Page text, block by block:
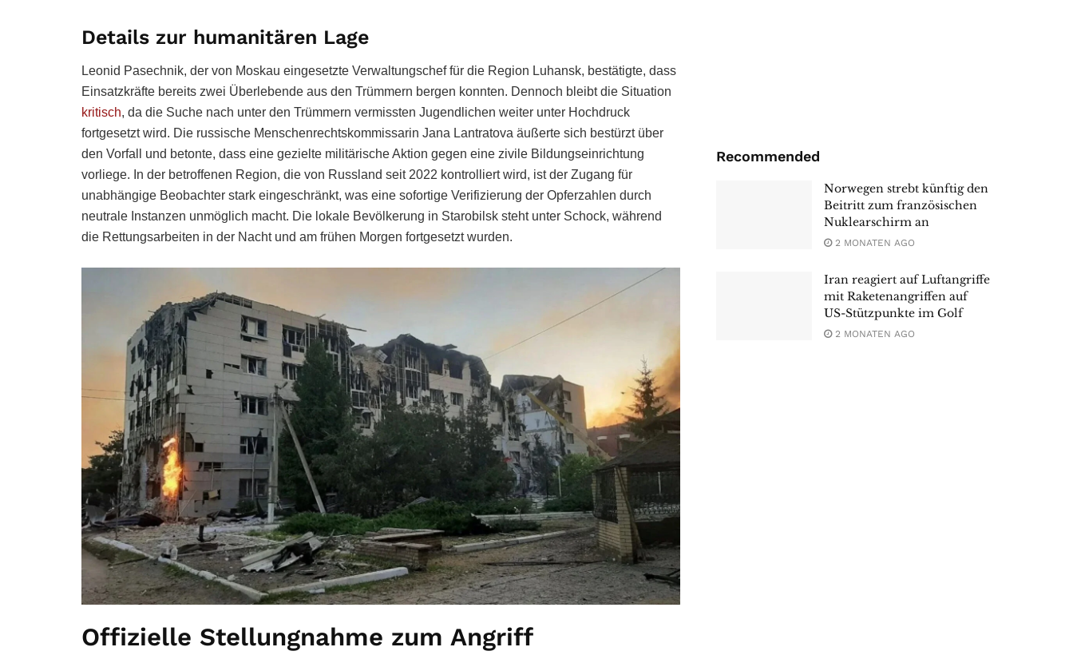
Details zur humanitären Lage
Leonid Pasechnik, der von Moskau eingesetzte Verwaltungschef für die Region Luhansk, bestätigte, dass
Einsatzkräfte bereits zwei Überlebende aus den Trümmern bergen konnten. Dennoch bleibt die Situation
kritisch, da die Suche nach unter den Trümmern vermissten Jugendlichen weiter unter Hochdruck
fortgesetzt wird. Die russische Menschenrechtskommissarin Jana Lantratova äußerte sich bestürzt über
den Vorfall und betonte, dass eine gezielte militärische Aktion gegen eine zivile Bildungseinrichtung
vorliege. In der betroffenen Region, die von Russland seit 2022 kontrolliert wird, ist der Zugang für
unabhängige Beobachter stark eingeschränkt, was eine sofortige Verifizierung der Opferzahlen durch
neutrale Instanzen unmöglich macht. Die lokale Bevölkerung in Starobilsk steht unter Schock, während
die Rettungsarbeiten in der Nacht und am frühen Morgen fortgesetzt wurden.
Offizielle Stellungnahme zum Angriff
Recommended
Norwegen strebt künftig den
Beitritt zum französischen
Nuklearschirm an
2 MONATEN AGO
Iran reagiert auf Luftangriffe
mit Raketenangriffen auf
US-Stützpunkte im Golf
2 MONATEN AGO